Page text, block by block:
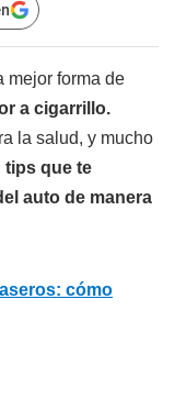
mejor forma de
a cigarrillo.
la salud, y mucho
tips que te
auto de manera
cómo